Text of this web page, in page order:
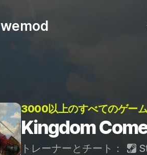
wemod
3000以上のすべてのゲー
Kingdom
トレーナーとチート：